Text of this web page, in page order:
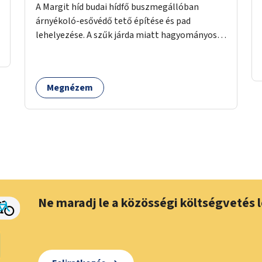
A Margit híd budai hídfő buszmegállóban
árnyékoló-esővédő tető építése és pad
lehelyezése. A szűk járda miatt hagyományos
Megnézem
Ne maradj le a közösségi